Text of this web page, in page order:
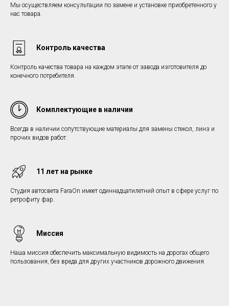
Мы осуществляем консультации по замене и установке приобретенного у
нас товара.
Контроль качества
Контроль качества товара на каждом этапе от завода изготовителя до
конечного потребителя.
Комплектующие в наличии
Всегда в наличии сопутствующие материалы для замены стекол, линз и
прочих видов работ.
11 лет на рынке
Студия автосвета FaraOn имеет одиннадцатилетний опыт в сфере услуг по
ретрофиту фар.
Миссия
Наша миссия обеспечить максимальную видимость на дорогах общего
пользования, без вреда для других участников дорожного движения.